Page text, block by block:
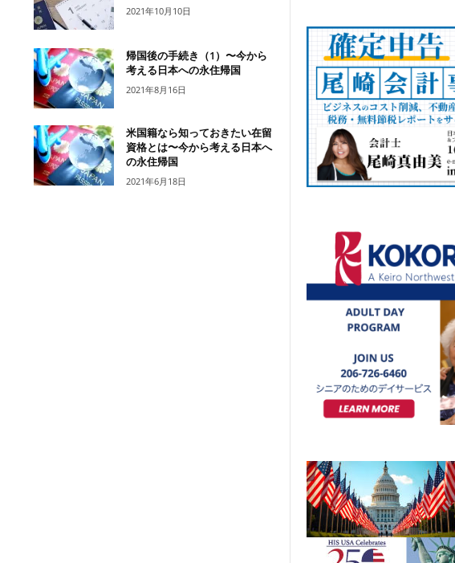
2021年10月10日
帰国後の手続き（1）〜今から
考える日本への永住帰国
2021年8月16日
米国籍なら知っておきたい在留
資格とは〜今から考える日本へ
の永住帰国
2021年6月18日